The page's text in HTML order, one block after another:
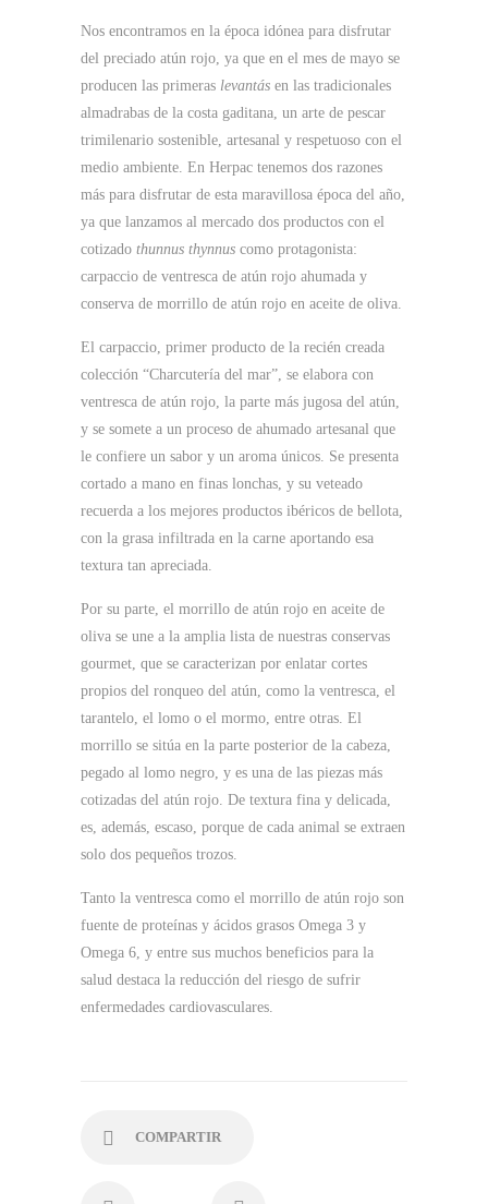
Nos encontramos en la época idónea para disfrutar
del preciado atún rojo, ya que en el mes de mayo se
producen las primeras levantás en las tradicionales
almadrabas de la costa gaditana, un arte de pescar
trimilenario sostenible, artesanal y respetuoso con el
medio ambiente. En Herpac tenemos dos razones
más para disfrutar de esta maravillosa época del año,
ya que lanzamos al mercado dos productos con el
cotizado thunnus thynnus como protagonista:
carpaccio de ventresca de atún rojo ahumada y
conserva de morrillo de atún rojo en aceite de oliva.
El carpaccio, primer producto de la recién creada
colección “Charcutería del mar”, se elabora con
ventresca de atún rojo, la parte más jugosa del atún,
y se somete a un proceso de ahumado artesanal que
le confiere un sabor y un aroma únicos. Se presenta
cortado a mano en finas lonchas, y su veteado
recuerda a los mejores productos ibéricos de bellota,
con la grasa infiltrada en la carne aportando esa
textura tan apreciada.
Por su parte, el morrillo de atún rojo en aceite de
oliva se une a la amplia lista de nuestras conservas
gourmet, que se caracterizan por enlatar cortes
propios del ronqueo del atún, como la ventresca, el
tarantelo, el lomo o el mormo, entre otras. El
morrillo se sitúa en la parte posterior de la cabeza,
pegado al lomo negro, y es una de las piezas más
cotizadas del atún rojo. De textura fina y delicada,
es, además, escaso, porque de cada animal se extraen
solo dos pequeños trozos.
Tanto la ventresca como el morrillo de atún rojo son
fuente de proteínas y ácidos grasos Omega 3 y
Omega 6, y entre sus muchos beneficios para la
salud destaca la reducción del riesgo de sufrir
enfermedades cardiovasculares.
COMPARTIR